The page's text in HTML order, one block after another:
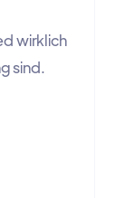
wirklich
sind.